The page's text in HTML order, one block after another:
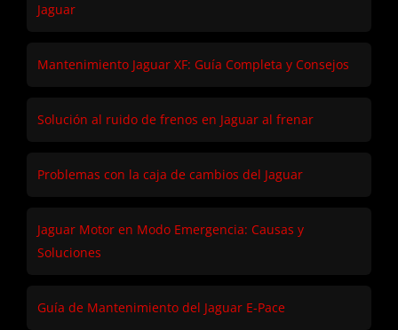
Jaguar
Mantenimiento Jaguar XF: Guía Completa y Consejos
Solución al ruido de frenos en Jaguar al frenar
Problemas con la caja de cambios del Jaguar
Jaguar Motor en Modo Emergencia: Causas y
Soluciones
Guía de Mantenimiento del Jaguar E-Pace